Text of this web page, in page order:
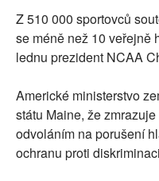
Z 510 000 sportovců
se méně než 10 veřejně
lednu prezident NCAA
Americké ministerstvo
státu Maine, že
odvoláním na porušení
ochranu proti